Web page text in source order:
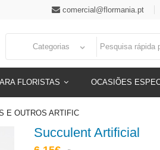
comercial@flormania.pt
Categorias
FLORISTAS OCASIÕES
E OUTROS ARTIFIC
Succulent Artificial